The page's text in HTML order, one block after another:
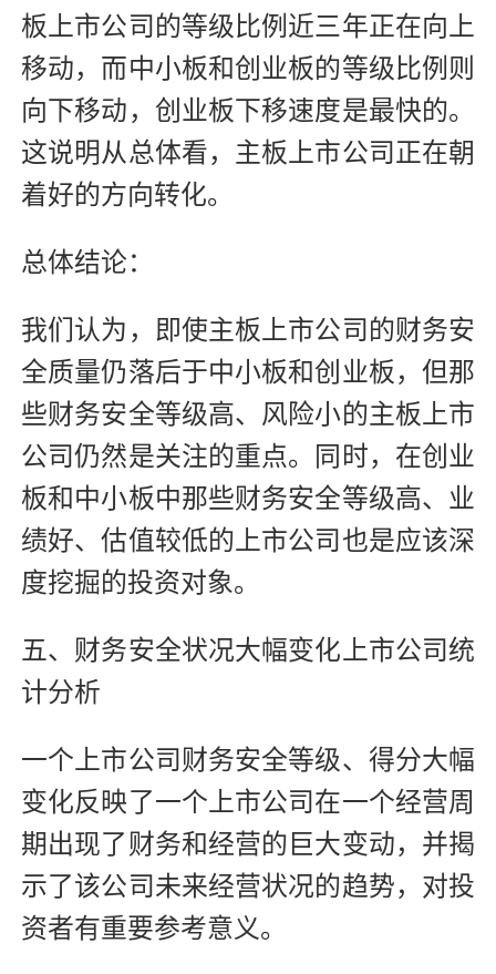
板上市公司的等级比例近三年正在向上
移动，而中小板和创业板的等级比例则
向下移动，创业板下移速度是最快的。
这说明从总体看，主板上市公司正在朝
着好的方向转化。
总体结论：
我们认为，即使主板上市公司的财务安
全质量仍落后于中小板和创业板，但那
些财务安全等级高、风险小的主板上市
公司仍然是关注的重点。同时，在创业
板和中小板中那些财务安全等级高、业
绩好、估值较低的上市公司也是应该深
度挖掘的投资对象。
五、财务安全状况大幅变化上市公司统
计分析
一个上市公司财务安全等级、得分大幅
变化反映了一个上市公司在一个经营周
期出现了财务和经营的巨大变动，并揭
示了该公司未来经营状况的趋势，对投
资者有重要参考意义。